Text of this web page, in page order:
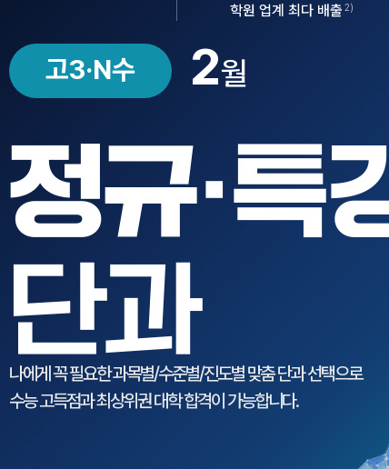
학원 업계 최다 배출 2)
고3·N수 2월
나에게 꼭 필요한 과목별/수준별/진도별 맞춤 단과 선택으로
수능 고득점과 최상위권 대학 합격이 가능합니다.